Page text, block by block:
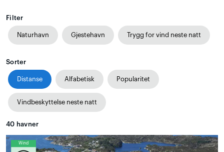
Filter
Naturhavn Gjestehavn Trygg for vind neste natt
Sorter
Distanse Alfabetisk Popularitet
Vindbeskyttelse neste natt
40 havner
Wind